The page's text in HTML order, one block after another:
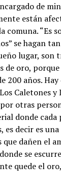
de
están
comuna. “Es
se hagan
lugar, son
de oro,
200 años.
Caletones y
otras
donde cada
es decir es
que dañen el
se
quede el